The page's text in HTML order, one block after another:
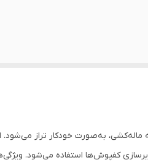
به‌صورت خودکار تراز می‌شود.
کفپوش‌ها استفاده می‌شود.